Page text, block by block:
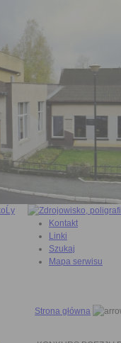
Kontakt
Linki
Szukaj
Mapa serwisu
Strona główna